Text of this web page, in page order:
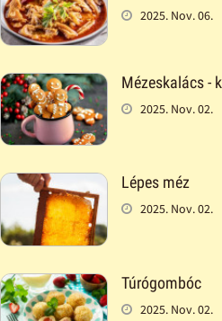
2025. Nov. 06.
Mézeskalács -
2025. Nov. 02.
Lépes méz
2025. Nov. 02.
Túrógombóc
2025. Nov. 02.